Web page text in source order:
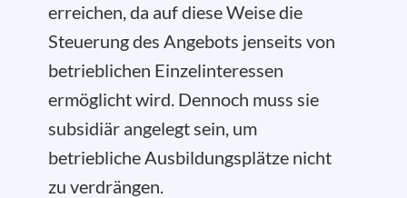
erreichen, da auf diese Weise die
Steuerung des Angebots jenseits von
betrieblichen Einzelinteressen
ermöglicht wird. Dennoch muss sie
subsidiär angelegt sein, um
betriebliche Ausbildungsplätze nicht
zu verdrängen.